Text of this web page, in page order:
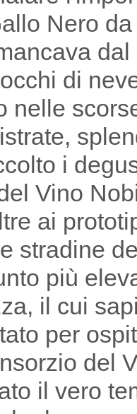
Nero
dal
di
nelle
i
Vino
ai
stradine
più
il cui
per
del
il vero